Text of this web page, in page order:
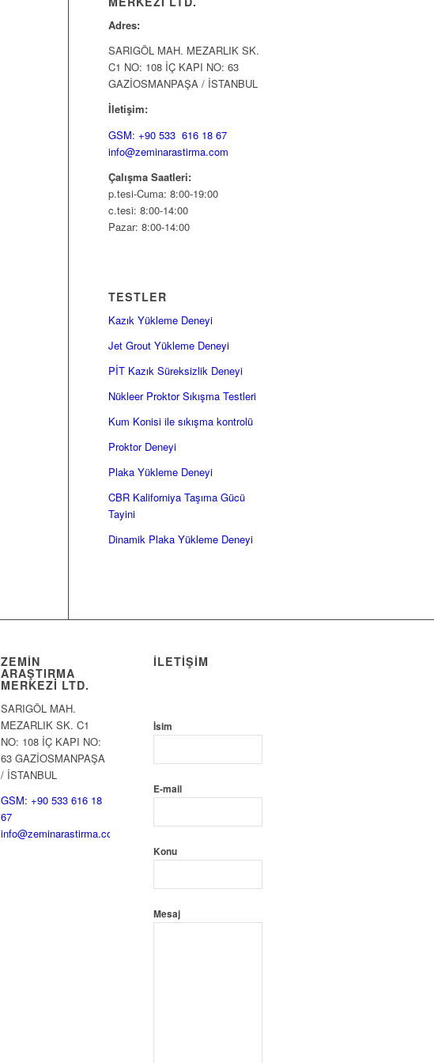
Adres:
SARIGÖL MAH. MEZARLIK SK.
C1 NO: 108 İÇ KAPI NO: 63
GAZİOSMANPAŞA / İSTANBUL
İletişim:
GSM: +90 533 616 18 67
info@zeminarastirma.com
Çalışma Saatleri:
p.tesi-Cuma: 8:00-19:00
c.tesi: 8:00-14:00
Pazar: 8:00-14:00
TESTLER
Kazık Yükleme Deneyi
Jet Grout Yükleme Deneyi
PİT Kazık Süreksizlik Deneyi
Nükleer Proktor Sıkışma Testleri
Kum Konisi ile sıkışma kontrolü
Proktor Deneyi
Plaka Yükleme Deneyi
CBR Kaliforniya Taşıma Gücü
Tayini
Dinamik Plaka Yükleme Deneyi
ZEMIN
ARAŞTIRMA
MERKEZI LTD.
SARIGÖL MAH.
MEZARLIK SK. C1
NO: 108 İÇ KAPI NO:
63 GAZİOSMANPAŞA
/ İSTANBUL
GSM: +90 533 616 18
67
info@zeminarastirma.com
ILETIŞIM
İsim
E-mail
Konu
Mesaj